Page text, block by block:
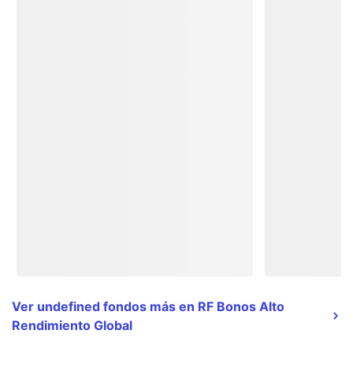
Ver undefined fondos más en RF Bonos Alto
Rendimiento Global